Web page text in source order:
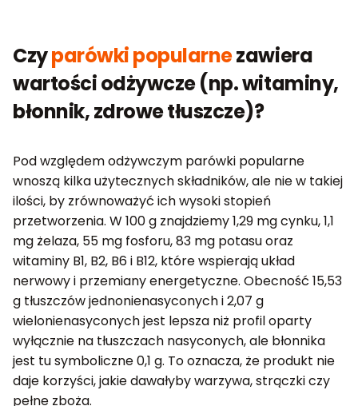
Czyparówki popularnezawiera
wartości odżywcze (np. witaminy,
błonnik, zdrowe tłuszcze)?
Pod względem odżywczym parówki popularne
wnoszą kilka użytecznych składników, ale nie w takiej
ilości, by zrównoważyć ich wysoki stopień
przetworzenia. W 100 g znajdziemy 1,29 mg cynku, 1,1
mg żelaza, 55 mg fosforu, 83 mg potasu oraz
witaminy B1, B2, B6 i B12, które wspierają układ
nerwowy i przemiany energetyczne. Obecność 15,53
g tłuszczów jednonienasyconych i 2,07 g
wielonienasyconych jest lepsza niż profil oparty
wyłącznie na tłuszczach nasyconych, ale błonnika
jest tu symboliczne 0,1 g. To oznacza, że produkt nie
daje korzyści, jakie dawałyby warzywa, strączki czy
pełne zboża.